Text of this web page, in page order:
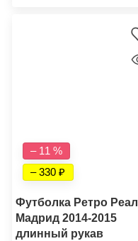
– 11 %
– 330
Футболка Ретро Реал
Мадрид 2014-2015
длинный рукав